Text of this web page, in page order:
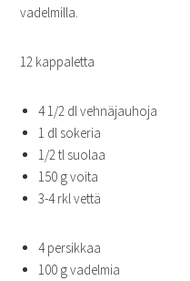
vadelmilla.
12 kappaletta
4 1/2 dl vehnäjauhoja
1 dl sokeria
1/2 tl suolaa
150 g voita
3-4 rkl vettä
4 persikkaa
100 g vadelmia